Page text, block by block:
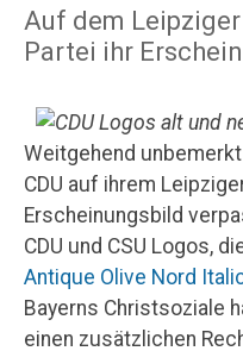
Auf dem
Partei ihr
Weitgehend
CDU auf ihrem
Erscheinungsbild
CDU und CSU Logos,
Antique Olive Nord
Bayerns Christsoziale
einen zusätzlichen